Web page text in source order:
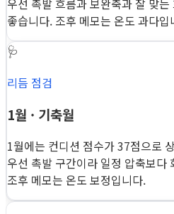
우선 촉발 흐름과 보완축과 잘 맞는
좋습니다. 조후 메모는 온도 과다입
🩺
리듬 점검
1월 · 기축월
1월에는 컨디션 점수가 37점으로
우선 촉발 구간이라 일정 압축보다
조후 메모는 온도 보정입니다.